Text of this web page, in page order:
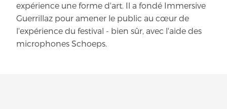
expérience une forme d'art. Il a fondé Immersive
Guerrillaz pour amener le public au cœur de
l'expérience du festival - bien sûr, avec l'aide des
microphones Schoeps.